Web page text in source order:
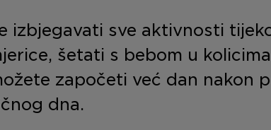
izbjegavati sve aktivnosti
šetati s bebom u
započeti već dan nakon
dna.